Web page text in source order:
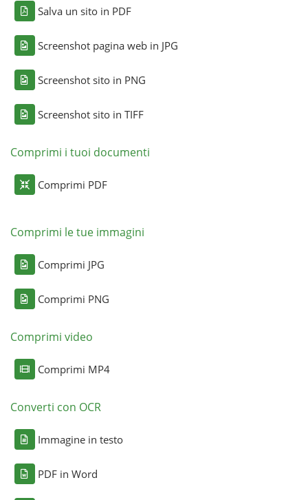
Salva un sito in PDF
Screenshot pagina web in JPG
Screenshot sito in PNG
Screenshot sito in TIFF
Comprimi i tuoi documenti
Comprimi PDF
Comprimi le tue immagini
Comprimi JPG
Comprimi PNG
Comprimi video
Comprimi MP4
Converti con OCR
Immagine in testo
PDF in Word